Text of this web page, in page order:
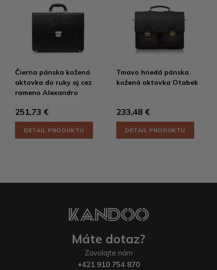
Čierna pánska kožená
aktovka do ruky aj cez
rameno Alexandro
251,73 €
DETAIL PRODUKTU
Tmavo hnedá pánska
kožená aktovka Otabek
233,48 €
DETAIL PRODUKTU
Máte dotaz?
Zavolajte nám
+421 910 754 870